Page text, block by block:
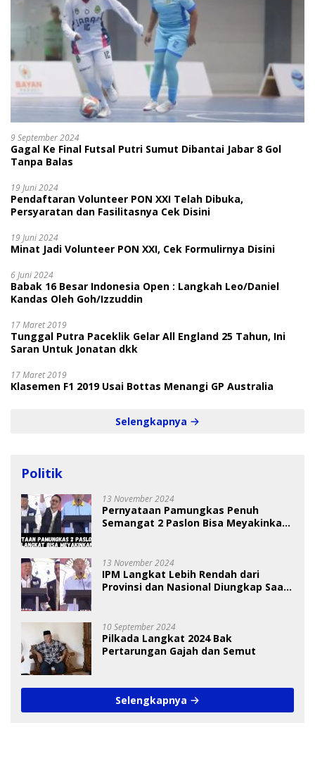
9 September 2024
Gagal Ke Final Futsal Putri Sumut Dibantai Jabar 8 Gol
Tanpa Balas
19 Juni 2024
Pendaftaran Volunteer PON XXI Telah Dibuka,
Persyaratan dan Fasilitasnya Cek Disini
19 Juni 2024
Minat Jadi Volunteer PON XXI, Cek Formulirnya Disini
6 Juni 2024
Babak 16 Besar Indonesia Open : Langkah Leo/Daniel
Kandas Oleh Goh/Izzuddin
17 Maret 2019
Tunggal Putra Paceklik Gelar All England 25 Tahun, Ini
Saran Untuk Jonatan dkk
17 Maret 2019
Klasemen F1 2019 Usai Bottas Menangi GP Australia
Selengkapnya
Politik
13 November 2024
Pernyataan Pamungkas Penuh
Semangat 2 Paslon Bisa Meyakinkan
13 November 2024
IPM Langkat Lebih Rendah dari
Provinsi dan Nasional Diungkap Saat
10 September 2024
Pilkada Langkat 2024 Bak
Pertarungan Gajah dan Semut
Selengkapnya